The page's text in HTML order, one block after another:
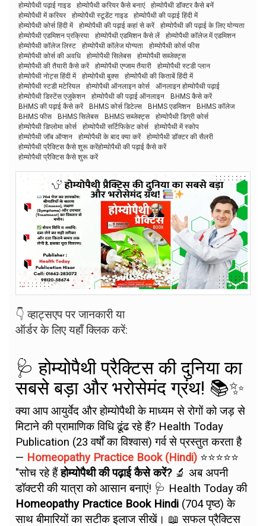
होम्योपैथी पढ़ाई गाइड
होम्योपैथी करियर कैसे बनाएं
होम्योपैथी डॉक्टर कैसे बनें
होम्योपैथी में करियर
होम्योपैथी स्टूडेंट गाइड
होम्योपैथी की पढ़ाई हिंदी में
होम्योपैथी कोर्स हिंदी में
होम्योपैथी की पढ़ाई कहां से करें
होम्योपैथी की पढ़ाई के लिए योग्यता
होम्योपैथी एडमिशन प्रक्रिया
होम्योपैथी एडमिशन कैसे लें
होम्योपैथी कॉलेज में एडमिशन
होम्योपैथी कॉलेज लिस्ट
होम्योपैथी कॉलेज योग्यता
होम्योपैथी कोर्स फीस
होम्योपैथी कोर्स की अवधि
होम्योपैथी सिलेबस
होम्योपैथी सब्जेक्ट्स
होम्योपैथी की तैयारी कैसे करें
होम्योपैथी एग्जाम तैयारी
होम्योपैथी स्टडी प्लान
होम्योपैथी नोट्स हिंदी में
होम्योपैथी बुक्स
होम्योपैथी की किताबें हिंदी में
होम्योपैथी स्टडी मटेरियल
होम्योपैथी ऑनलाइन कोर्स
ऑनलाइन होम्योपैथी पढ़ाई
होम्योपैथी डिस्टेंस एजुकेशन
होम्योपैथी की पढ़ाई ऑनलाइन
BHMS कैसे करें
BHMS की पढ़ाई कैसे करें
BHMS कोर्स डिटेल्स BHMS एडमिशन
BHMS कॉलेज
BHMS फीस
BHMS सिलेबस BHMS सब्जेक्ट्स
होम्योपैथी डिग्री कोर्स
होम्योपैथी डिप्लोमा कोर्स
होम्योपैथी सर्टिफिकेट कोर्स
होम्योपैथी में स्कोप
होम्योपैथी जॉब ऑप्शन
होम्योपैथी के बाद क्या करें
होम्योपैथी डॉक्टर की सैलरी
होम्योपैथी प्रैक्टिस कैसे शुरू करेंहोम्योपैथी की पढ़ाई कैसे करें
होम्योपैथी प्रैक्टिस कैसे शुरू करें
👇 व्हाट्सएप पर जानकारी या
ऑर्डर के लिए यहाँ क्लिक करें:
🩺 होम्योपैथी प्रैक्टिस की दुनिया का
सबसे बड़ा और भरोसेमंद ग्रंथ! 📚✨
क्या आप आयुर्वेद और होम्योपैथी के माध्यम से रोगों को जड़ से
मिटाने की प्रामाणिक विधि ढूंढ रहे हैं? Health Today
Publication (23 वर्षों का विश्वास) गर्व से प्रस्तुत करता है
— Homeopathy Practice Book (Hindi) ⭐⭐⭐⭐⭐
"सोच रहे हैंहोम्योपैथी की पढ़ाई कैसे करें?🔬 अब अपनी
डॉक्टरी की यात्रा को आसान बनाएं! 🩺 Health Today की
Homeopathy Practice Book Hindi (704 पृष्ठ) के
साथ बीमारियों का सटीक इलाज सीखें। 📖 सफल प्रैक्टिस